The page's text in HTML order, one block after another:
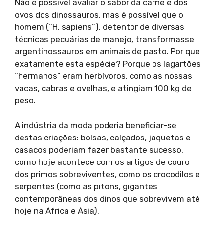
Não é possível avaliar o sabor da carne e dos
ovos dos dinossauros, mas é possível que o
homem (“H. sapiens”), detentor de diversas
técnicas pecuárias de manejo, transformasse
argentinossauros em animais de pasto. Por que
exatamente esta espécie? Porque os lagartões
“hermanos” eram herbívoros, como as nossas
vacas, cabras e ovelhas, e atingiam 100 kg de
peso.
A indústria da moda poderia beneficiar-se
destas criações: bolsas, calçados, jaquetas e
casacos poderiam fazer bastante sucesso,
como hoje acontece com os artigos de couro
dos primos sobreviventes, como os crocodilos e
serpentes (como as pítons, gigantes
contemporâneas dos dinos que sobrevivem até
hoje na África e Ásia).